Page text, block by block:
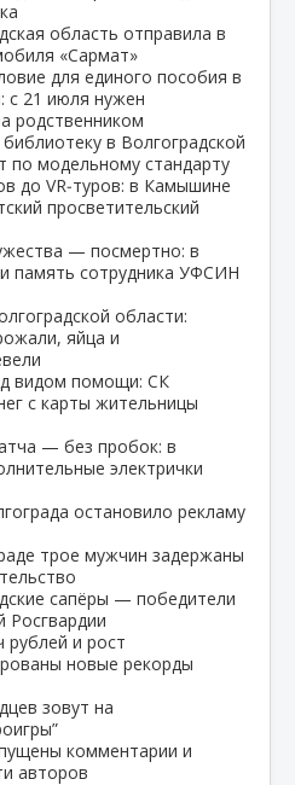
область отправила в
«Сармат»
для единого пособия в
с 21 июля нужен
родственником
в Волгоградской
по модельному стандарту
до VR‑туров: в Камышине
просветительский
— посмертно: в
память сотрудника УФСИН
области:
яйца и
видом помощи: СК
с карты жительницы
— без пробок: в
электрички
остановило рекламу
трое мужчин задержаны
сапёры — победители
Росгвардии
рублей и рост
новые рекорды
зовут на
комментарии и
авторов